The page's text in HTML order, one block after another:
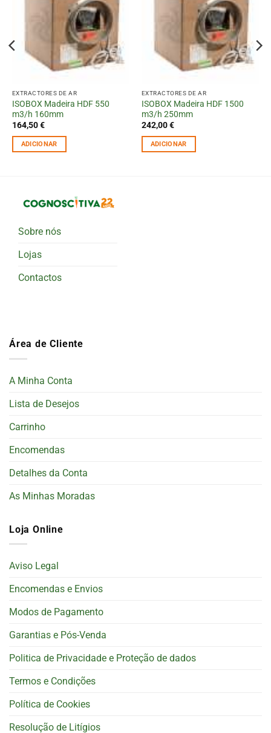
EXTRACTORES DE AR
ISOBOX Madeira HDF 550
m3/h 160mm
164,50€
ADICIONAR
EXTRACTORES DE AR
ISOBOX Madeira HDF 1500
m3/h 250mm
242,00€
ADICIONAR
Sobre nós
Lojas
Contactos
Área de Cliente
A Minha Conta
Lista de Desejos
Carrinho
Encomendas
Detalhes da Conta
As Minhas Moradas
Loja Online
Aviso Legal
Encomendas e Envios
Modos de Pagamento
Garantias e Pós-Venda
Politica de Privacidade e Proteção de dados
Termos e Condições
Política de Cookies
Resolução de Litígios